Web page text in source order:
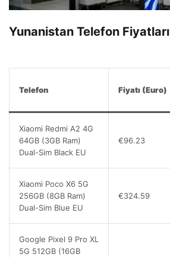
Yunanistan Telefon Fiyatları
Telefon Fiyatı (Euro)
Xiaomi Redmi A2 4G
64GB (3GB Ram)
Dual-Sim Black EU
€96.23
Xiaomi Poco X6 5G
256GB (8GB Ram)
Dual-Sim Blue EU
€324.59
Google Pixel 9 Pro XL
5G 512GB (16GB